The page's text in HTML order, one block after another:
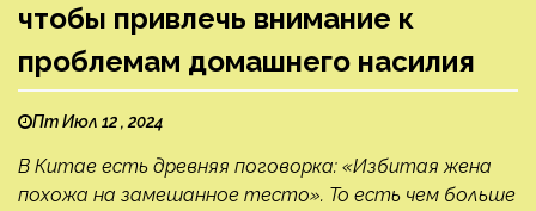
чтобы привлечь внимание к
проблемам домашнего насилия
Пт Июл 12 , 2024
В Китае есть древняя поговорка: «Избитая жена
похожа на замешанное тесто». То есть чем больше